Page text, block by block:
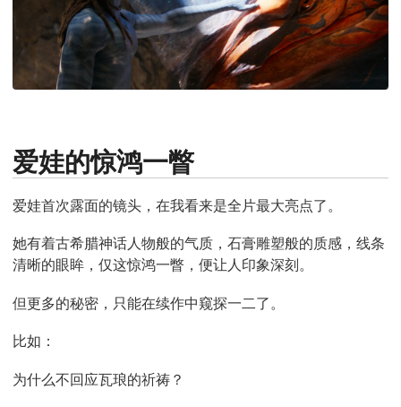
爱娃的惊鸿一瞥
爱娃首次露面的镜头，在我看来是全片最大亮点了。
她有着古希腊神话人物般的气质，石膏雕塑般的质感，线条
清晰的眼眸，仅这惊鸿一瞥，便让人印象深刻。
但更多的秘密，只能在续作中窥探一二了。
比如：
为什么不回应瓦琅的祈祷？